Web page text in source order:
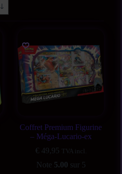
Coffret Premium Figurine
– Méga-Lucario-ex
€ 49,95 TVA incl.
Note 5.00 sur 5